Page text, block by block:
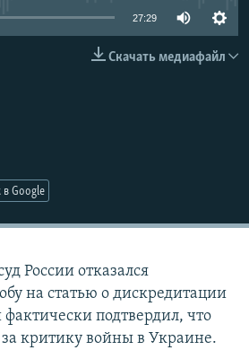
27:29
Скачать медиафайл
в Google
России отказался
на статью о дискредитации
подтвердил, что
критику войны в Украине.